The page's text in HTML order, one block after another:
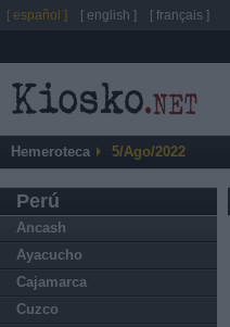
Hemeroteca 5/Ago/2022
Perú
Ancash
Ayacucho
Cajamarca
Cuzco
[ español ] [ english ] [ français ]